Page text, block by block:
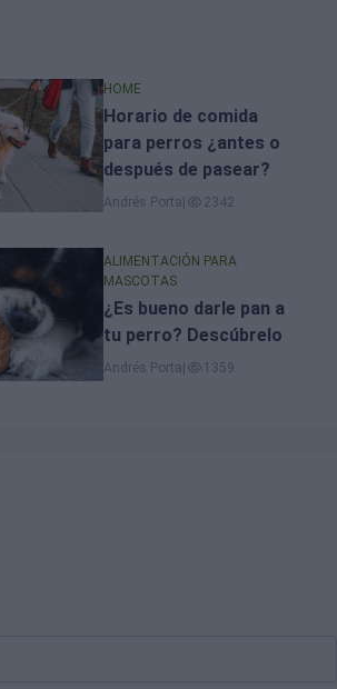
HOME
Horario de comida
para perros ¿antes o
después de pasear?
Andrés Porta 2342
ALIMENTACIÓN PARA
MASCOTAS
¿Es bueno darle pan a
tu perro? Descúbrelo
Andrés Porta 1359